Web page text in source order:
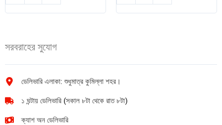
মির্জাপুর
সেরা
200
THREE
STAR
সরবরাহের সুযোগ
ডেলিভারি এলাকা: শুধুমাত্র কুমিল্লা শহর।
১ ঘন্টায় ডেলিভারি (সকাল ৮টা থেকে রাত ৮টা)
ক্যাশ অন ডেলিভারি